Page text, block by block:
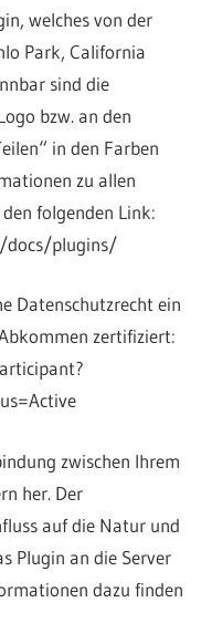
welches von der
Park, California
sind die
bzw. an den
in den Farben
zu allen
folgenden Link:
docs/plugins/
Datenschutzrecht ein
zertifiziert:
zwischen Ihrem
her. Der
auf die Natur und
Plugin an die Server
dazu finden